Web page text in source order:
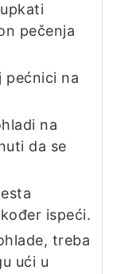
pečenja
pećnici na
na
da se
ispeći.
treba
ući u